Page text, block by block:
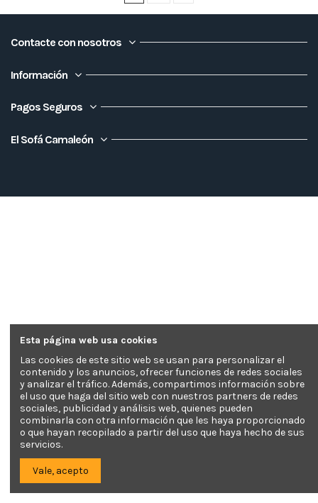
Contacte con nosotros
Información
Pagos Seguros
El Sofá Camaleón
Esta página web usa cookies
Las cookies de este sitio web se usan para personalizar el
contenido y los anuncios, ofrecer funciones de redes sociales
y analizar el tráfico. Además, compartimos información sobre
el uso que haga del sitio web con nuestros partners de redes
sociales, publicidad y análisis web, quienes pueden
combinarla con otra información que les haya proporcionado
o que hayan recopilado a partir del uso que haya hecho de sus
servicios.
Vale, acepto